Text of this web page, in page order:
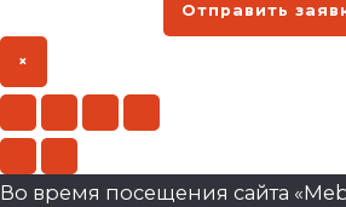
Отправить
×
Во время посещения сайта